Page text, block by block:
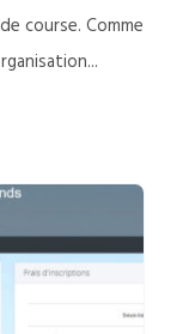
course. Comme